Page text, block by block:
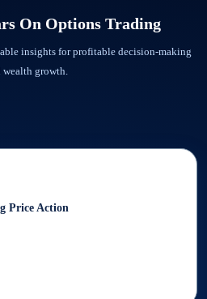
On Options Trading
insights for profitable decision-making
wealth growth.
Price Action